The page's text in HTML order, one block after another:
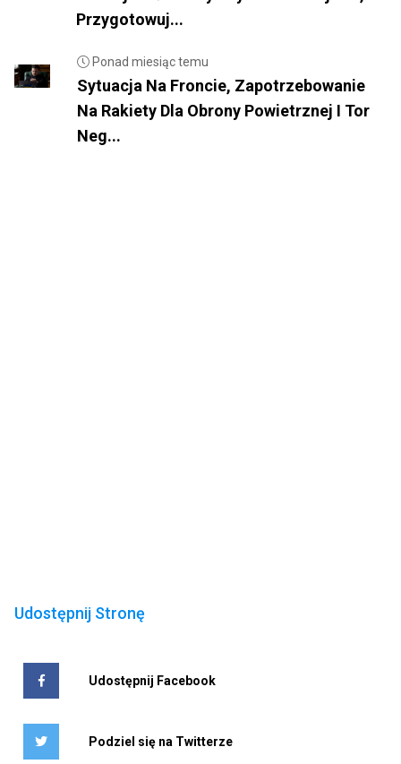
Przygotowuj...
Ponad miesiąc temu
Sytuacja Na Froncie, Zapotrzebowanie
Na Rakiety Dla Obrony Powietrznej I Tor
Neg...
Udostępnij Stronę
Udostępnij Facebook
Podziel się na Twitterze